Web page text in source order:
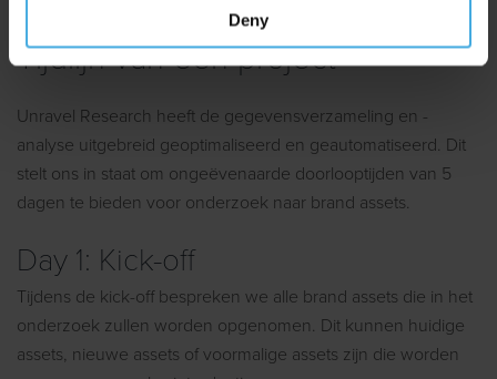
Deny
Tijdlijn van een project
Unravel Research heeft de gegevensverzameling en -
analyse uitgebreid geoptimaliseerd en geautomatiseerd. Dit
stelt ons in staat om ongeëvenaarde doorlooptijden van 5
dagen te bieden voor onderzoek naar brand assets.
Day 1: Kick-off
Tijdens de kick-off bespreken we alle brand assets die in het
onderzoek zullen worden opgenomen. Dit kunnen huidige
assets, nieuwe assets of voormalige assets zijn die worden